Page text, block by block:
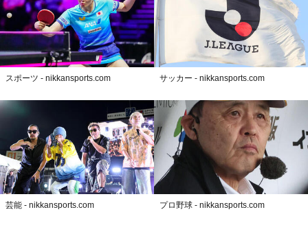
スポーツ - nikkansports.com サッカー - nikkansports.com
芸能 - nikkansports.com プロ野球 - nikkansports.com